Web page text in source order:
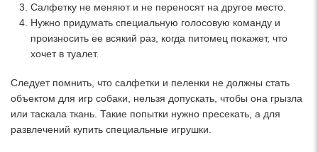
Салфетку не меняют и не переносят на другое место.
Нужно придумать специальную голосовую команду и
произносить ее всякий раз, когда питомец покажет, что
хочет в туалет.
Следует помнить, что салфетки и пеленки не должны стать
объектом для игр собаки, нельзя допускать, чтобы она грызла
или таскала ткань. Такие попытки нужно пресекать, а для
развлечений купить специальные игрушки.